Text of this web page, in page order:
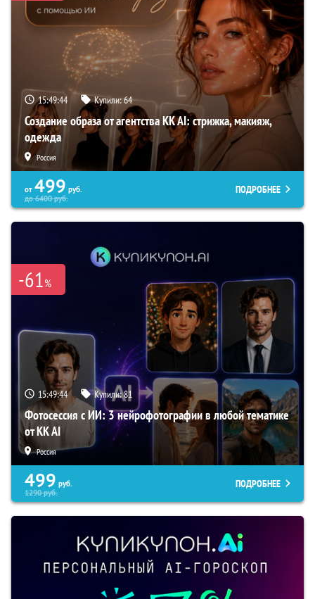
15:49:43 Купили:64
Создание образа от агентства KK AI: стрижка, макияж,
одежда
Россия
от 499 руб.
до6400руб.
ПОДРОБНЕЕ
-61%
15:49:43 Купили:81
Фотосессия с ИИ: 3 нейрофотографии в любой тематике
от KK AI
Россия
499 руб.
1290руб.
ПОДРОБНЕЕ